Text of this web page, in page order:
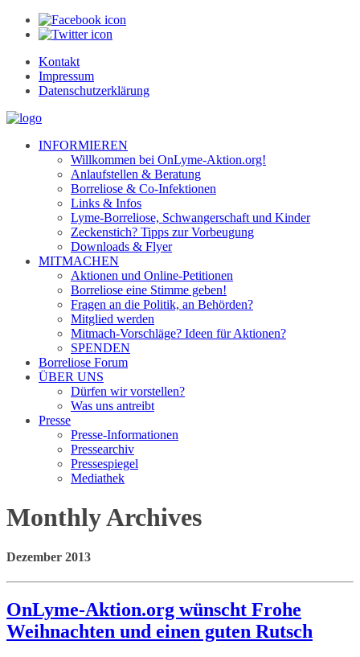
Kontakt
Impressum
Datenschutzerklärung
INFORMIEREN
Willkommen bei OnLyme-Aktion.org!
Anlaufstellen & Beratung
Borreliose & Co-Infektionen
Links & Infos
Lyme-Borreliose, Schwangerschaft und Kinder
Zeckenstich? Tipps zur Vorbeugung
Downloads & Flyer
MITMACHEN
Aktionen und Online-Petitionen
Borreliose eine Stimme geben!
Fragen an die Politik, an Behörden?
Mitglied werden
Mitmach-Vorschläge? Ideen für Aktionen?
SPENDEN
Borreliose Forum
ÜBER UNS
Dürfen wir vorstellen?
Was uns antreibt
Presse
Presse-Informationen
Pressearchiv
Pressespiegel
Mediathek
Monthly Archives
Dezember 2013
OnLyme-Aktion.org wünscht Frohe
Weihnachten und einen guten Rutsch